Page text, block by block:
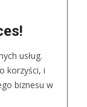
usług.
korzyści, i
biznesu w